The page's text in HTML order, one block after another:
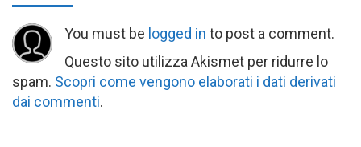
You must be logged in to post a comment.
Questo sito utilizza Akismet per ridurre lo
spam. Scopri come vengono elaborati i dati derivati
dai commenti.